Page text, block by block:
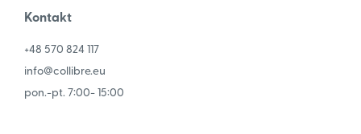
Kontakt
+48 570 824 117
info@collibre.eu
pon.-pt. 7:00- 15:00